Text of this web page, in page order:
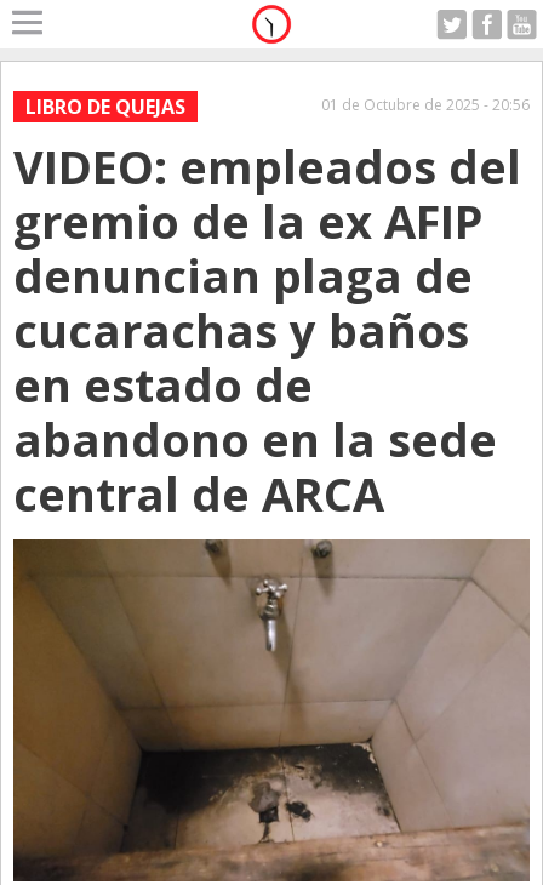
Home
A Motor
Alerta
Anticipo
Campo
Carrera & Emprendedores
Club House
Con Estilo
De Bolsillo
Diarios de Argentina
Directivos
Ecología y Ambiente
Entrevista Exclusiva
LIBRO DE QUEJAS 01 de Octubre de 2025 - 20:56
VIDEO: empleados del
gremio de la ex AFIP
denuncian plaga de
cucarachas y baños
en estado de
abandono en la sede
central de ARCA